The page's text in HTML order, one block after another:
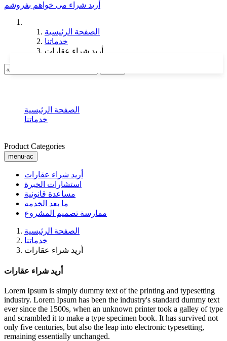
أريد شراء می خواهم بفروشم
الصفحة الرئيسية
خدماتنا
أريد شراء عقارات
الصفحة الرئيسية
خدماتنا
Product Categories
menu-ac
أريد شراء عقارات
استشارات الخبرة
مساعدة قانونية
ما بعد الخدمه
ممارسة تصميم المشروع
الصفحة الرئيسية
خدماتنا
أريد شراء عقارات
أريد شراء عقارات
Lorem Ipsum is simply dummy text of the printing and typesetting
industry. Lorem Ipsum has been the industry's standard dummy text
ever since the 1500s, when an unknown printer took a galley of type
and scrambled it to make a type specimen book. It has survived not
only five centuries, but also the leap into electronic typesetting,
remaining essentially unchanged.